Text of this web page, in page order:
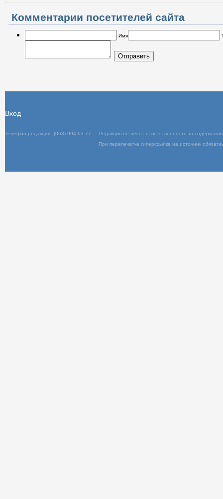
Комментарии посетителей сайта
Отправить